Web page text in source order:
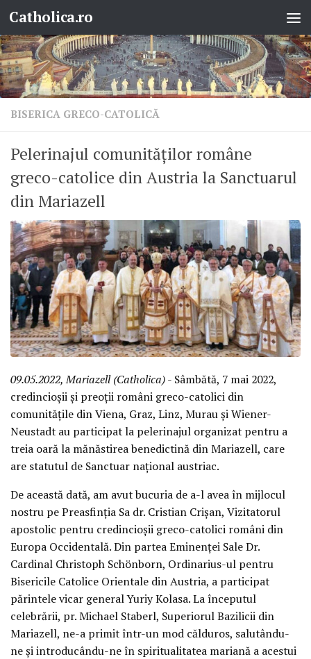
Skip to content
Catholica.ro
BISERICA GRECO-CATOLICĂ
Pelerinajul comunităților române
greco-catolice din Austria la Sanctuarul
din Mariazell
09.05.2022, Mariazell (Catholica)- Sâmbătă, 7 mai 2022,
credincioșii și preoții români greco-catolici din
comunitățile din Viena, Graz, Linz, Murau și Wiener-
Neustadt au participat la pelerinajul organizat pentru a
treia oară la mănăstirea benedictină din Mariazell, care
are statutul de Sanctuar național austriac.
De această dată, am avut bucuria de a-l avea în mijlocul
nostru pe Preasfinția Sa dr. Cristian Crișan, Vizitatorul
apostolic pentru credincioșii greco-catolici români din
Europa Occidentală. Din partea Eminenței Sale Dr.
Cardinal Christoph Schönborn, Ordinarius-ul pentru
Bisericile Catolice Orientale din Austria, a participat
părintele vicar general Yuriy Kolasa. La începutul
celebrării, pr. Michael Staberl, Superiorul Bazilicii din
Mariazell, ne-a primit într-un mod călduros, salutându-
ne și introducându-ne în spiritualitatea mariană a acestui